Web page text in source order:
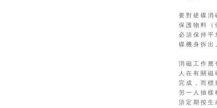
要 對 硬 碟 消
保 護 物 料 （
必 須 保 持 平
碟 機 身 拆 出
消 磁 工 作 應
人 在 有 關 磁
完 成 ， 而 標
另 一 人 抽 樣
須 定 期 按 生